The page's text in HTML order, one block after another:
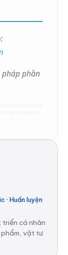
pháp phần
· Huấn luyện
triển cá nhân
vật tư